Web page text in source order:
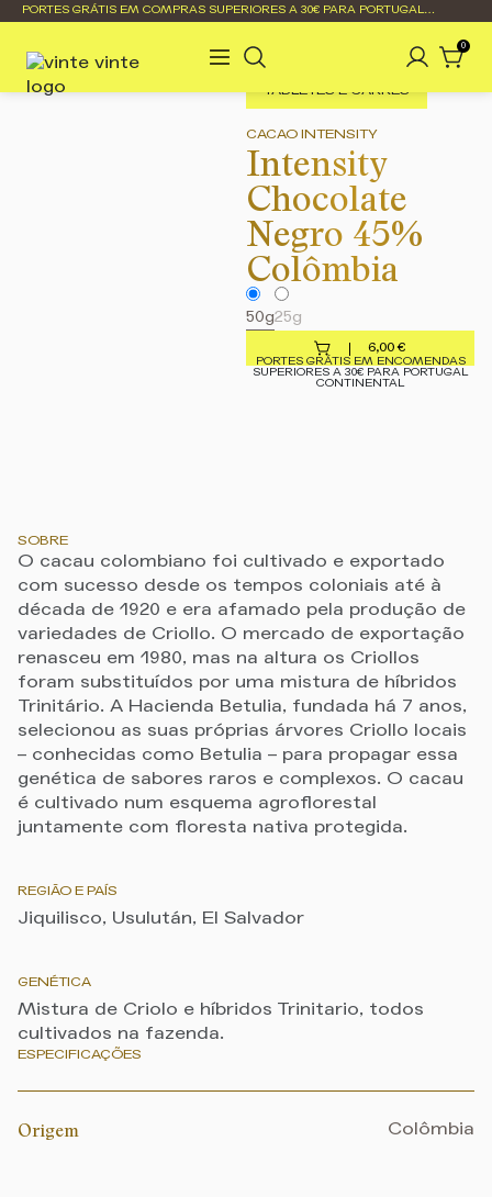
PORTES GRÁTIS EM COMPRAS SUPERIORES A 30€ PARA PORTUGAL
0
TABLETES E CARRÉS
CACAO INTENSITY
Intensity
Chocolate
Negro 45%
Colômbia
50g25g
6,00€
PORTES GRÁTIS EM ENCOMENDAS
SUPERIORES A 30€ PARA PORTUGAL
CONTINENTAL
SOBRE
O cacau colombiano foi cultivado e exportado
com sucesso desde os tempos coloniais até à
década de 1920 e era afamado pela produção de
variedades de Criollo. O mercado de exportação
renasceu em 1980, mas na altura os Criollos
foram substituídos por uma mistura de híbridos
Trinitário. A Hacienda Betulia, fundada há 7 anos,
selecionou as suas próprias árvores Criollo locais
– conhecidas como Betulia – para propagar essa
genética de sabores raros e complexos. O cacau
é cultivado num esquema agroflorestal
juntamente com floresta nativa protegida.
REGIÃO E PAÍS
Jiquilisco, Usulután, El Salvador
GENÉTICA
Mistura de Criolo e híbridos Trinitario, todos
cultivados na fazenda.
ESPECIFICAÇÕES
Origem Colômbia